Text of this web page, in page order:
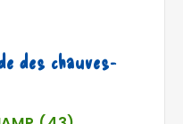
des chauves-